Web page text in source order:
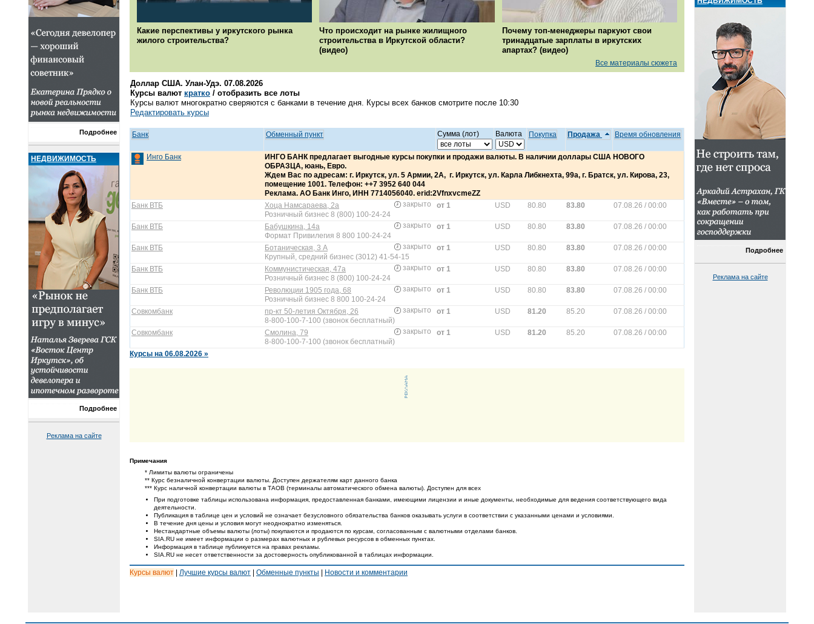
Подробнее
НЕДВИЖИМОСТЬ
Подробнее
Реклама на сайте
Какие перспективы у иркутского рынка
жилого строительства?
Что происходит на рынке жилищного
строительства в Иркутской области?
(видео)
Почему топ-менеджеры паркуют свои
тринадцатые зарплаты в иркутских
апартах? (видео)
Все материалы сюжета
Доллар США. Улан-Удэ. 07.08.2026
Курсы валют кратко / отобразить все лоты
Курсы валют многократно сверяются с банками в течение дня. Курсы всех банков смотрите после 10:30
Редактировать курсы
Банк Обменный пункт Сумма (лот) Валюта Покупка Продажа Время обновления
Инго Банк
ИНГО БАНК предлагает выгодные курсы покупки и продажи валюты. В наличии доллары США НОВОГО
ОБРАЗЦА, юань, Евро.
Ждем Вас по адресам: г. Иркутск, ул. 5 Армии, 2А, г. Иркутск, ул. Карла Либкнехта, 99а, г. Братск, ул. Кирова, 23,
помещение 1001. Телефон: ++7 3952 640 044
Реклама. АО Банк Инго, ИНН 7714056040. erid:2VfnxvcmeZZ
Банк ВТБ
Хоца Намсараева, 2а
закрыто
Розничный бизнес 8 (800) 100-24-24
от 1 USD 80.80 83.80 07.08.26 / 00:00
Банк ВТБ Бабушкина, 14а
закрыто
Формат Привилегия 8 800 100-24-24
от 1 USD 80.80 83.80 07.08.26 / 00:00
Банк ВТБ Ботаническая, 3 А
закрыто
Крупный, средний бизнес (3012) 41-54-15
от 1 USD 80.80 83.80 07.08.26 / 00:00
Банк ВТБ Коммунистическая, 47а
закрыто
Розничный бизнес 8 (800) 100-24-24
от 1 USD 80.80 83.80 07.08.26 / 00:00
Банк ВТБ Революции 1905 года, 68
закрыто
Розничный бизнес 8 800 100-24-24
от 1 USD 80.80 83.80 07.08.26 / 00:00
Совкомбанк пр-кт 50-летия Октября, 26
закрыто
8-800-100-7-100 (звонок бесплатный)
от 1 USD 81.20 85.20 07.08.26 / 00:00
Совкомбанк Смолина, 79
закрыто
8-800-100-7-100 (звонок бесплатный)
от 1 USD 81.20 85.20 07.08.26 / 00:00
Курсы на 06.08.2026 »
Примечания
* Лимиты валюты ограничены
** Курс безналичной конвертации валюты. Доступен держателям карт данного банка
*** Курс наличной конвертации валюты в ТАОВ (терминалы автоматического обмена валюты). Доступен для всех
При подготовке таблицы использована информация, предоставленная банками, имеющими лицензии и иные документы, необходимые для ведения соответствующего вида
деятельности.
Публикация в таблице цен и условий не означает безусловного обязательства банков оказывать услуги в соответствии с указанными ценами и условиями.
В течение дня цены и условия могут неоднократно изменяться.
Нестандартные объемы валюты (лоты) покупаются и продаются по курсам, согласованным с валютными отделами банков.
SIA.RU не имеет информации о размерах валютных и рублевых ресурсов в обменных пунктах.
Информация в таблице публикуется на правах рекламы.
SIA.RU не несет ответственности за достоверность опубликованной в таблицах информации.
Курсы валют Лучшие курсы валют Обменные пункты Новости и комментарии
Подробнее
Реклама на сайте